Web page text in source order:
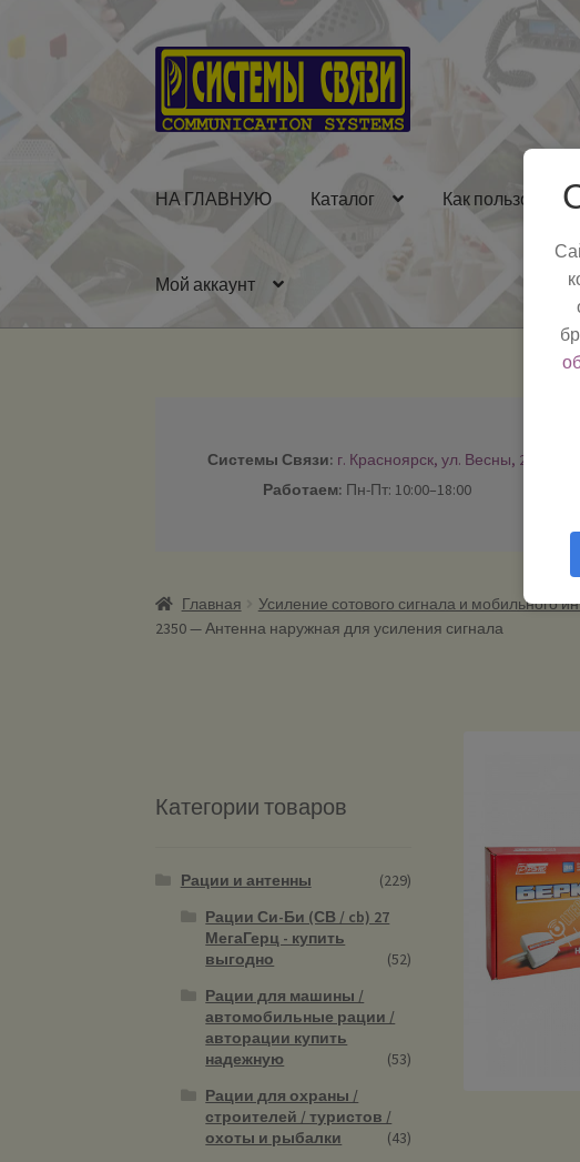
Перейти
к
навигации
Перейти
к
содержимому
НА ГЛАВНУЮ Каталог Как
Мой аккаунт
Системы Связи: г. Красноярск, ул. Весны, 2
Работаем: Пн-Пт: 10:00–18:00
Главная Усиление сотового сигнала и мобильного
2350 — Антенна наружная для усиления сигнала
Категории товаров
Рации и антенны
(229)
Рации Си-Би (СВ / cb) 27
МегаГерц - купить
выгодно
(52)
Рации для машины /
автомобильные рации /
авторации купить
надежную
(53)
Рации для охраны /
строителей / туристов /
охоты и рыбалки
(43)